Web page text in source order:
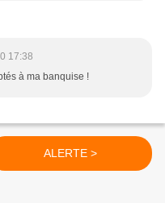
17:38
à ma banquise !
ALERTE >